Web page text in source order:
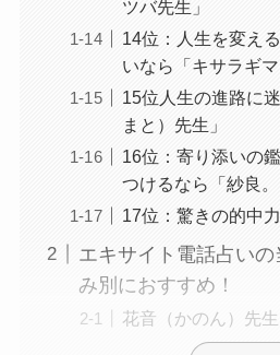
ツバ先生」
14位：人生を変え
いなら「キサラギマ
15位人生の進路に
まと）先生」
16位：寄り添いの
つけるなら「紗良。
17位：驚きの的中
エキサイト電話占い
み別におすすめ！
花音（かのん）先生